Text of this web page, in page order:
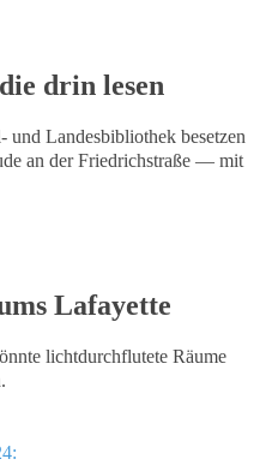
drin lesen
Landesbibliothek besetzen
an der Friedrichstraße — mit
Lafayette
lichtdurchflutete Räume